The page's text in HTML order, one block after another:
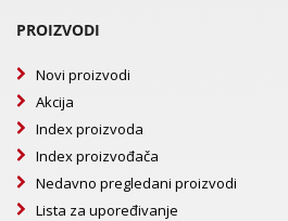
PROIZVODI
Novi proizvodi
Akcija
Index proizvoda
Index proizvođača
Nedavno pregledani proizvodi
Lista za upoređivanje